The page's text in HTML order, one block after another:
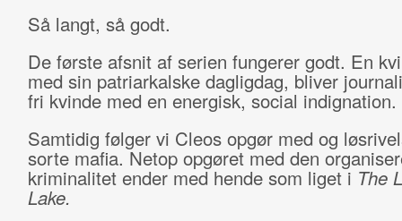
Så langt, så godt.
De første afsnit af serien fungerer godt. En
med sin patriarkalske dagligdag, bliver
fri kvinde med en energisk, social indignation.
Samtidig følger vi Cleos opgør med og
sorte mafia. Netop opgøret med den
kriminalitet ender med hende som liget i The
Lake.